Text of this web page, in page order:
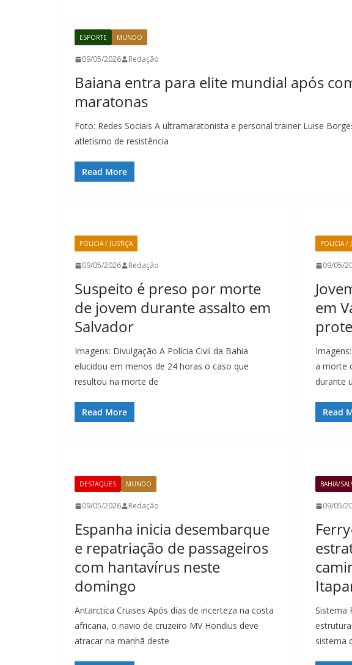
ESPORTE MUNDO
09/05/2026 Redação
Baiana entra para elite mundial após
maratonas
Foto: Redes Sociais A ultramaratonista e personal trainer Luise
atletismo de resistência
Read More
POLICIA / JUSTIÇA
09/05/2026 Redação
Suspeito é preso por morte
de jovem durante assalto em
Salvador
Imagens: Divulgação A Polícia Civil da Bahia
elucidou em menos de 24 horas o caso que
resultou na morte de
Read More
POLICIA /
09/05/
em
a morte
durante
Read
DESTAQUES MUNDO
09/05/2026 Redação
Espanha inicia desembarque
e repatriação de passageiros
com hantavírus neste
domingo
Antarctica Cruises Após dias de incerteza na costa
africana, o navio de cruzeiro MV Hondius deve
atracar na manhã deste
BAHIA/
09/05/
Sistema
sistema